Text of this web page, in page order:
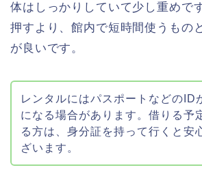
体はしっかりしていて少し重めで
押すより、館内で短時間使うもの
が良いです。
レンタルにはパスポートなどのID
になる場合があります。借りる予
る方は、身分証を持って行くと安
ざいます。